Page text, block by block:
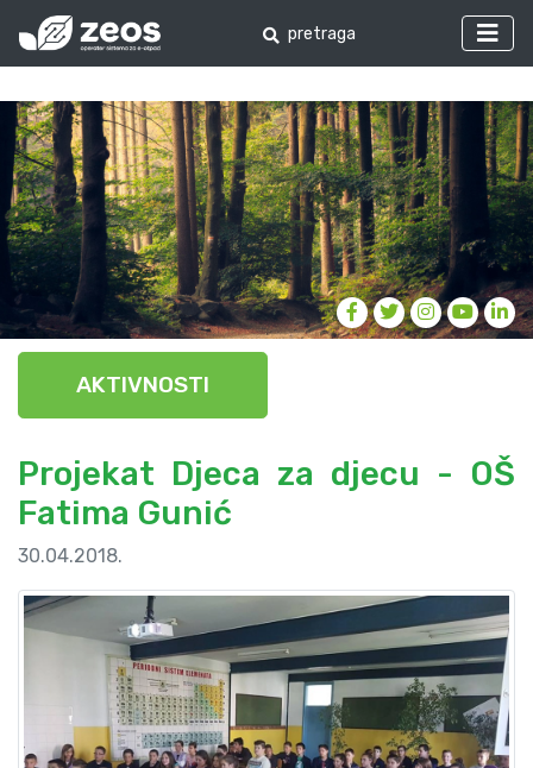
AKTIVNOSTI
Projekat Djeca za djecu - OŠ
Fatima Gunić
30.04.2018.